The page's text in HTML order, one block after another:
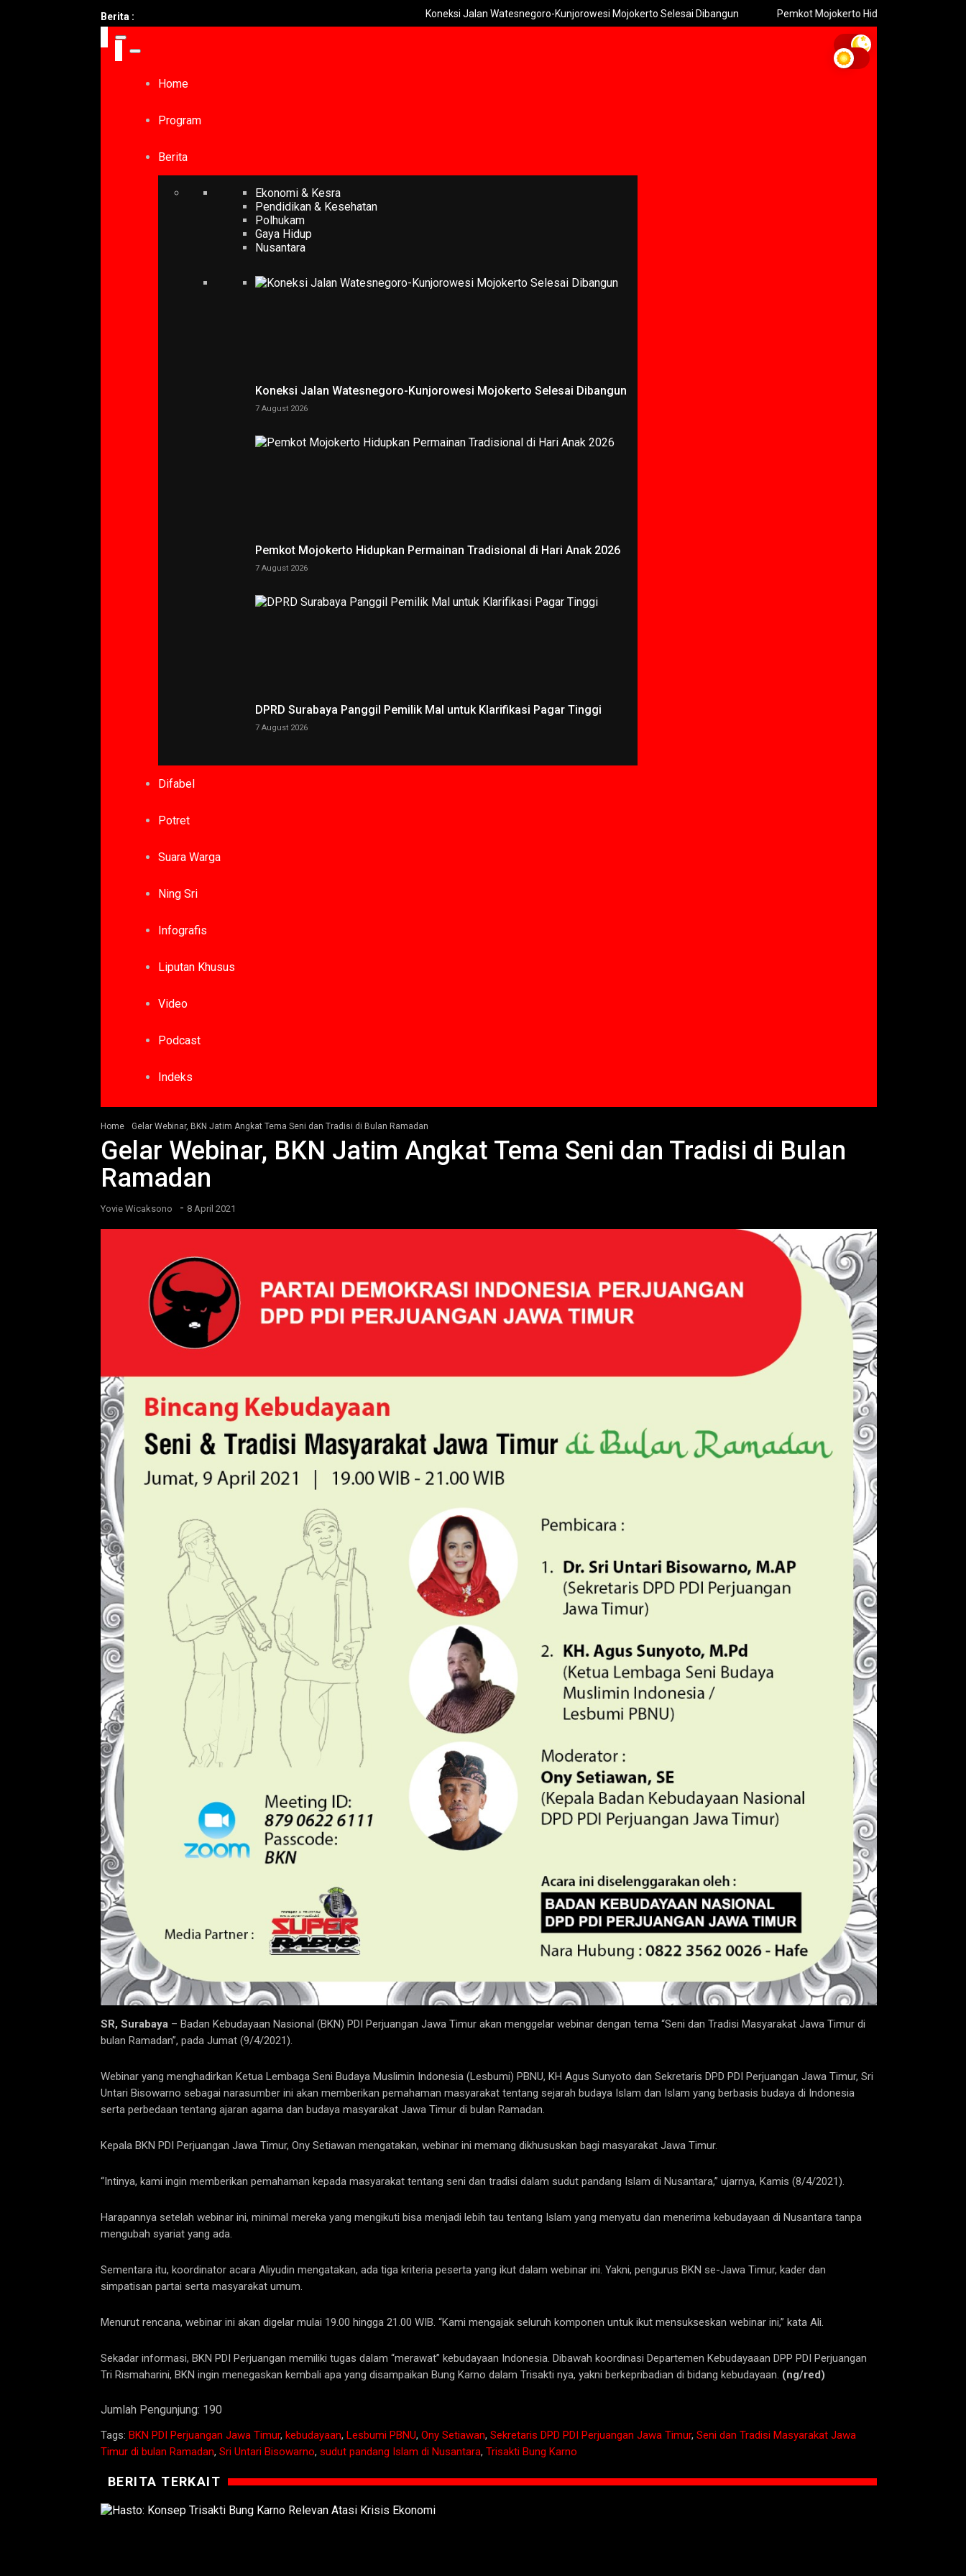
Berita : Koneksi Jalan Watesnegoro-Kunjorowesi Mojokerto Selesai Dibangun Pemkot Mojokerto Hidupkan Permainan Tradisional
Home
Program
Berita
Ekonomi & Kesra
Pendidikan & Kesehatan
Polhukam
Gaya Hidup
Nusantara
Koneksi Jalan Watesnegoro-Kunjorowesi Mojokerto Selesai Dibangun
7 August 2026
Pemkot Mojokerto Hidupkan Permainan Tradisional di Hari Anak 2026
7 August 2026
DPRD Surabaya Panggil Pemilik Mal untuk Klarifikasi Pagar Tinggi
7 August 2026
Difabel
Potret
Suara Warga
Ning Sri
Infografis
Liputan Khusus
Video
Podcast
Indeks
Home Gelar Webinar, BKN Jatim Angkat Tema Seni dan Tradisi di Bulan Ramadan
Gelar Webinar, BKN Jatim Angkat Tema Seni dan Tradisi di Bulan
Ramadan
Yovie Wicaksono - 8 April 2021
SR, Surabaya – Badan Kebudayaan Nasional (BKN) PDI Perjuangan Jawa Timur akan menggelar webinar dengan tema “Seni dan Tradisi Masyarakat Jawa Timur di
bulan Ramadan”, pada Jumat (9/4/2021).
Webinar yang menghadirkan Ketua Lembaga Seni Budaya Muslimin Indonesia (Lesbumi) PBNU, KH Agus Sunyoto dan Sekretaris DPD PDI Perjuangan Jawa Timur, Sri
Untari Bisowarno sebagai narasumber ini akan memberikan pemahaman masyarakat tentang sejarah budaya Islam dan Islam yang berbasis budaya di Indonesia
serta perbedaan tentang ajaran agama dan budaya masyarakat Jawa Timur di bulan Ramadan.
Kepala BKN PDI Perjuangan Jawa Timur, Ony Setiawan mengatakan, webinar ini memang dikhususkan bagi masyarakat Jawa Timur.
“Intinya, kami ingin memberikan pemahaman kepada masyarakat tentang seni dan tradisi dalam sudut pandang Islam di Nusantara,” ujarnya, Kamis (8/4/2021).
Harapannya setelah webinar ini, minimal mereka yang mengikuti bisa menjadi lebih tau tentang Islam yang menyatu dan menerima kebudayaan di Nusantara tanpa
mengubah syariat yang ada.
Sementara itu, koordinator acara Aliyudin mengatakan, ada tiga kriteria peserta yang ikut dalam webinar ini. Yakni, pengurus BKN se-Jawa Timur, kader dan
simpatisan partai serta masyarakat umum.
Menurut rencana, webinar ini akan digelar mulai 19.00 hingga 21.00 WIB. “Kami mengajak seluruh komponen untuk ikut mensukseskan webinar ini,” kata Ali.
Sekadar informasi, BKN PDI Perjuangan memiliki tugas dalam “merawat” kebudayaan Indonesia. Dibawah koordinasi Departemen Kebudayaaan DPP PDI Perjuangan
Tri Rismaharini, BKN ingin menegaskan kembali apa yang disampaikan Bung Karno dalam Trisakti nya, yakni berkepribadian di bidang kebudayaan. (ng/red)
Jumlah Pengunjung: 190
Tags: BKN PDI Perjuangan Jawa Timur, kebudayaan, Lesbumi PBNU, Ony Setiawan, Sekretaris DPD PDI Perjuangan Jawa Timur, Seni dan Tradisi Masyarakat Jawa
Timur di bulan Ramadan, Sri Untari Bisowarno, sudut pandang Islam di Nusantara, Trisakti Bung Karno
BERITA TERKAIT